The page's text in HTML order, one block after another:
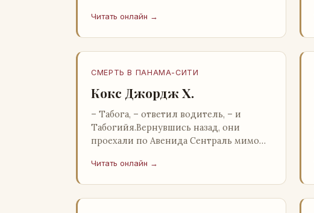
какие-то обычаи. Но прошу: выс…
Читать онлайн →
СМЕРТЬ В ПАНАМА-СИТИ
Кокс Джордж Х.
– Табога, – ответил водитель, – и
Табогийя.Вернувшись назад, они
проехали по Авенида Сентраль мимо
канала. Водитель показал Расселу
Читать онлайн →